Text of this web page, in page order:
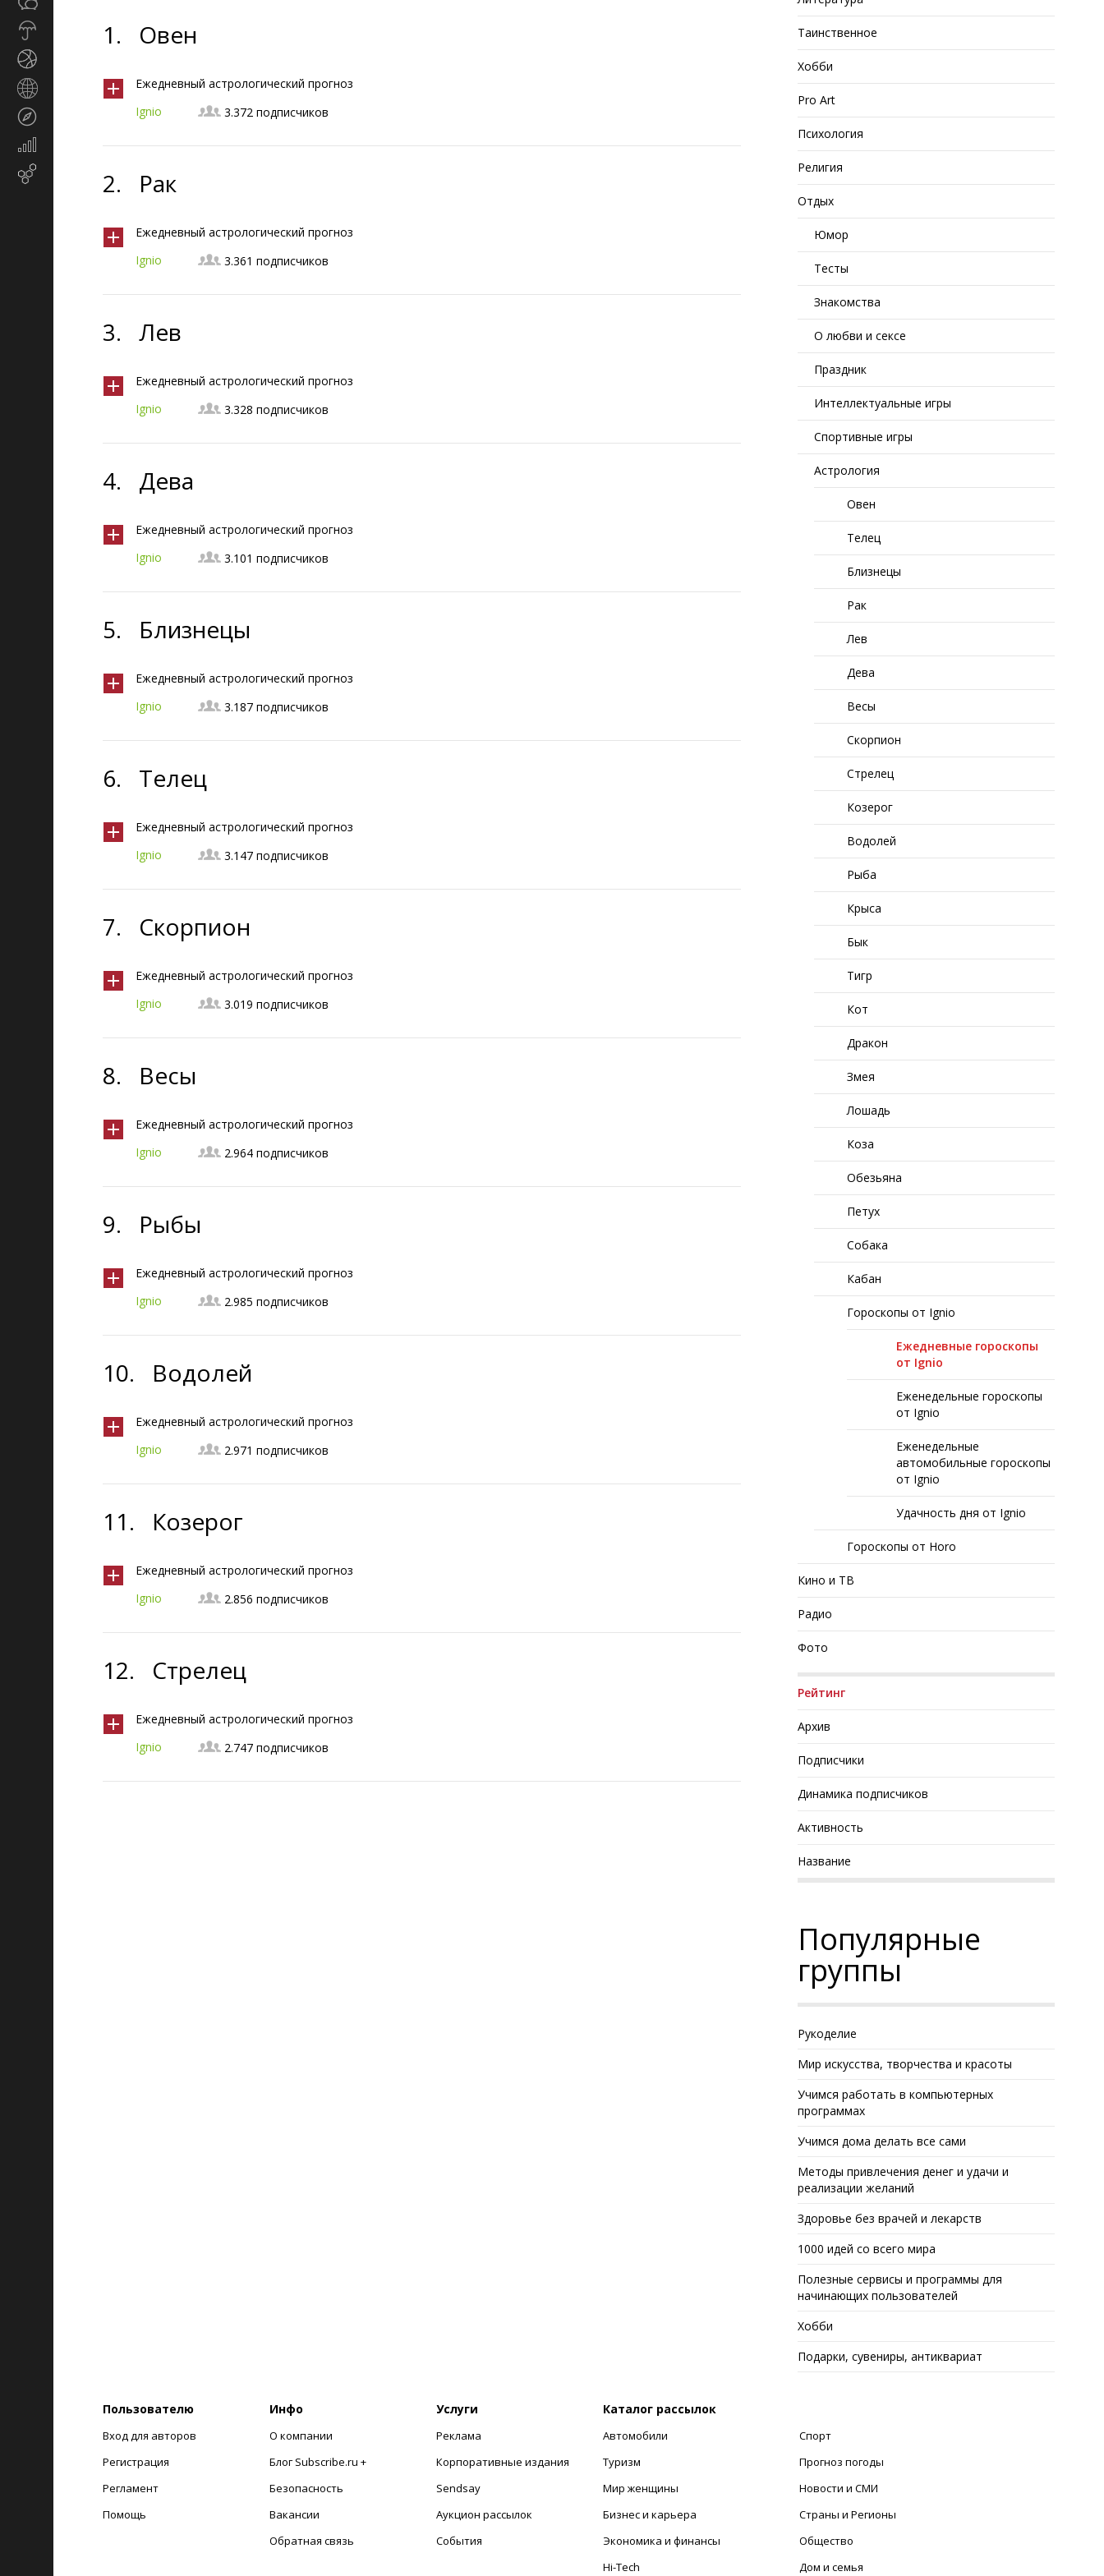
Прогноз
Экономика
финансы
Email-маркетинг
1. Овен
Ежедневный астрологический прогноз
Ignio
3.372 подписчиков
2. Рак
Ежедневный астрологический прогноз
Ignio
3.361 подписчиков
3. Лев
Ежедневный астрологический прогноз
Ignio
3.328 подписчиков
4. Дева
Ежедневный астрологический прогноз
Ignio
3.101 подписчиков
5. Близнецы
Ежедневный астрологический прогноз
Ignio
3.187 подписчиков
6. Телец
Ежедневный астрологический прогноз
Ignio
3.147 подписчиков
7. Скорпион
Ежедневный астрологический прогноз
Ignio
3.019 подписчиков
8. Весы
Ежедневный астрологический прогноз
Ignio
2.964 подписчиков
9. Рыбы
Ежедневный астрологический прогноз
Ignio
2.985 подписчиков
10. Водолей
Ежедневный астрологический прогноз
Ignio
2.971 подписчиков
11. Козерог
Ежедневный астрологический прогноз
Ignio
2.856 подписчиков
12. Стрелец
Ежедневный астрологический прогноз
Ignio
2.747 подписчиков
Таинственное
Хобби
Pro Art
Психология
Религия
Отдых
Юмор
Тесты
Знакомства
О любви и сексе
Праздник
Интеллектуальные игры
Спортивные игры
Астрология
Овен
Телец
Близнецы
Рак
Лев
Дева
Весы
Скорпион
Стрелец
Козерог
Водолей
Рыба
Крыса
Бык
Тигр
Кот
Дракон
Змея
Лошадь
Коза
Обезьяна
Петух
Собака
Кабан
Гороскопы от Ignio
Ежедневные гороскопы
от Ignio
Еженедельные гороскопы
от Ignio
Еженедельные
автомобильные гороскопы
от Ignio
Удачность дня от Ignio
Гороскопы от Horo
Кино и ТВ
Радио
Фото
Рейтинг
Архив
Подписчики
Динамика подписчиков
Активность
Название
Популярные
группы
Рукоделие
Мир искусства, творчества и красоты
Учимся работать в компьютерных
программах
Учимся дома делать все сами
Методы привлечения денег и удачи и
реализации желаний
Здоровье без врачей и лекарств
1000 идей со всего мира
Полезные сервисы и программы для
начинающих пользователей
Хобби
Подарки, сувениры, антиквариат
Пользователю
Вход для авторов
Регистрация
Регламент
Помощь
Инфо
О компании
Блог Subscribe.ru +
Безопасность
Вакансии
Обратная связь
Услуги
Реклама
Корпоративные издания
Sendsay
Аукцион рассылок
События
Каталог рассылок
Автомобили
Туризм
Мир женщины
Бизнес и карьера
Экономика и финансы
Hi-Tech
Спорт
Прогноз погоды
Новости и СМИ
Страны и Регионы
Общество
Дом и семья